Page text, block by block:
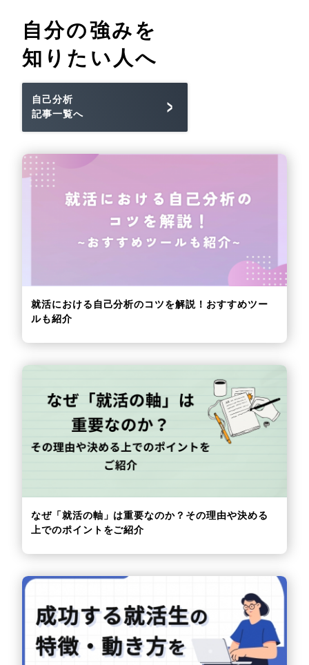
自分の強みを
知りたい人へ
自己分析
記事一覧へ
就活における自己分析のコツを解説！おすすめツー
ルも紹介
なぜ「就活の軸」は重要なのか？その理由や決める
上でのポイントをご紹介